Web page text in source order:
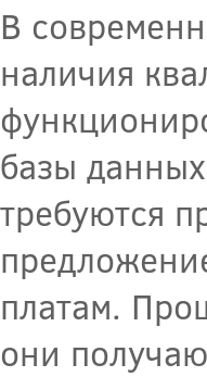
В
наличия
базы
требуются
платам.
они